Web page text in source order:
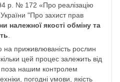
р. № 172 «Про реалізацію
"Про захист прав
належної якості обміну та
на приживлюваність рослин
цей процес залежить від
поза нашим контролем
погодні умови, якість